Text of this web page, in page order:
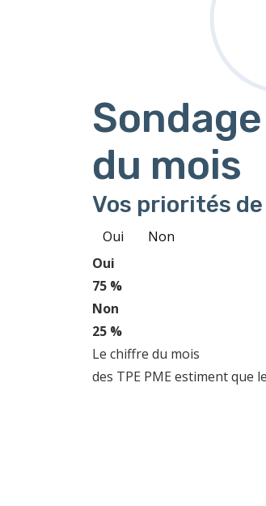
Sondage
du mois
Vos priorités
Oui
Non
Oui
75 %
Non
25 %
Le chiffre du mois
des TPE PME estiment que